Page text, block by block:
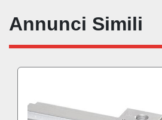
Annunci Simili